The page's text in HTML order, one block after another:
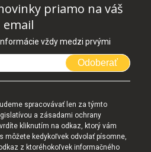
priamo na váš
email
vždy medzi prvými
Odoberať
spracovávať len za týmto
a zásadami ochrany
kliknutím na odkaz, ktorý vám
môžete kedykoľvek odvolať písomne,
z ktoréhokoľvek informačného